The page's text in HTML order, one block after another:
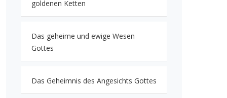
goldenen Ketten
Das geheime und ewige Wesen
Gottes
Das Geheimnis des Angesichts Gottes